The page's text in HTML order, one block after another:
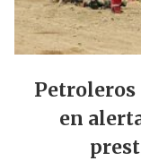
Petroleros
en